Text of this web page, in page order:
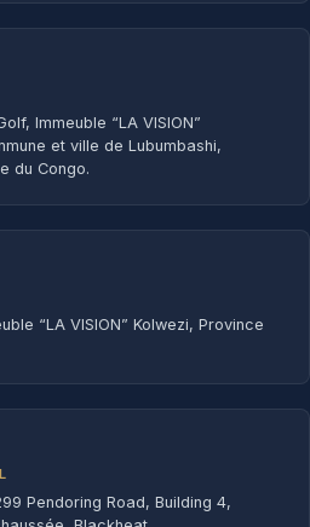
Immeuble “LA VISION”
et ville de Lubumbashi,
du Congo.
“LA VISION” Kolwezi, Province
Pendoring Road, Building 4,